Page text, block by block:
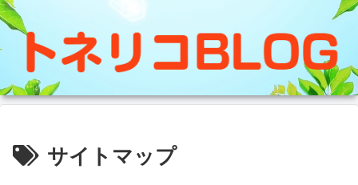
サイトマップ